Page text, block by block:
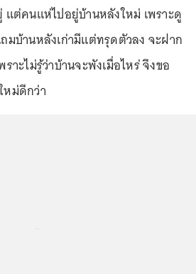
แต่คนแห่ไปอยู่บ้านหลังใหม่ เพราะดู
มบ้านหลังเก่ามีแต่ทรุดตัวลง จะฝาก
าะไม่รู้ว่าบ้านจะพังเมื่อไหร่ จึงขอ
หม่ดีกว่า